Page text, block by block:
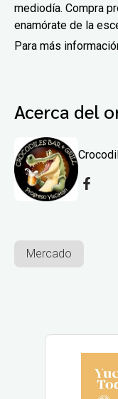
mediodía. Compra
enamórate de la
Para más
Acerca del
Mercado